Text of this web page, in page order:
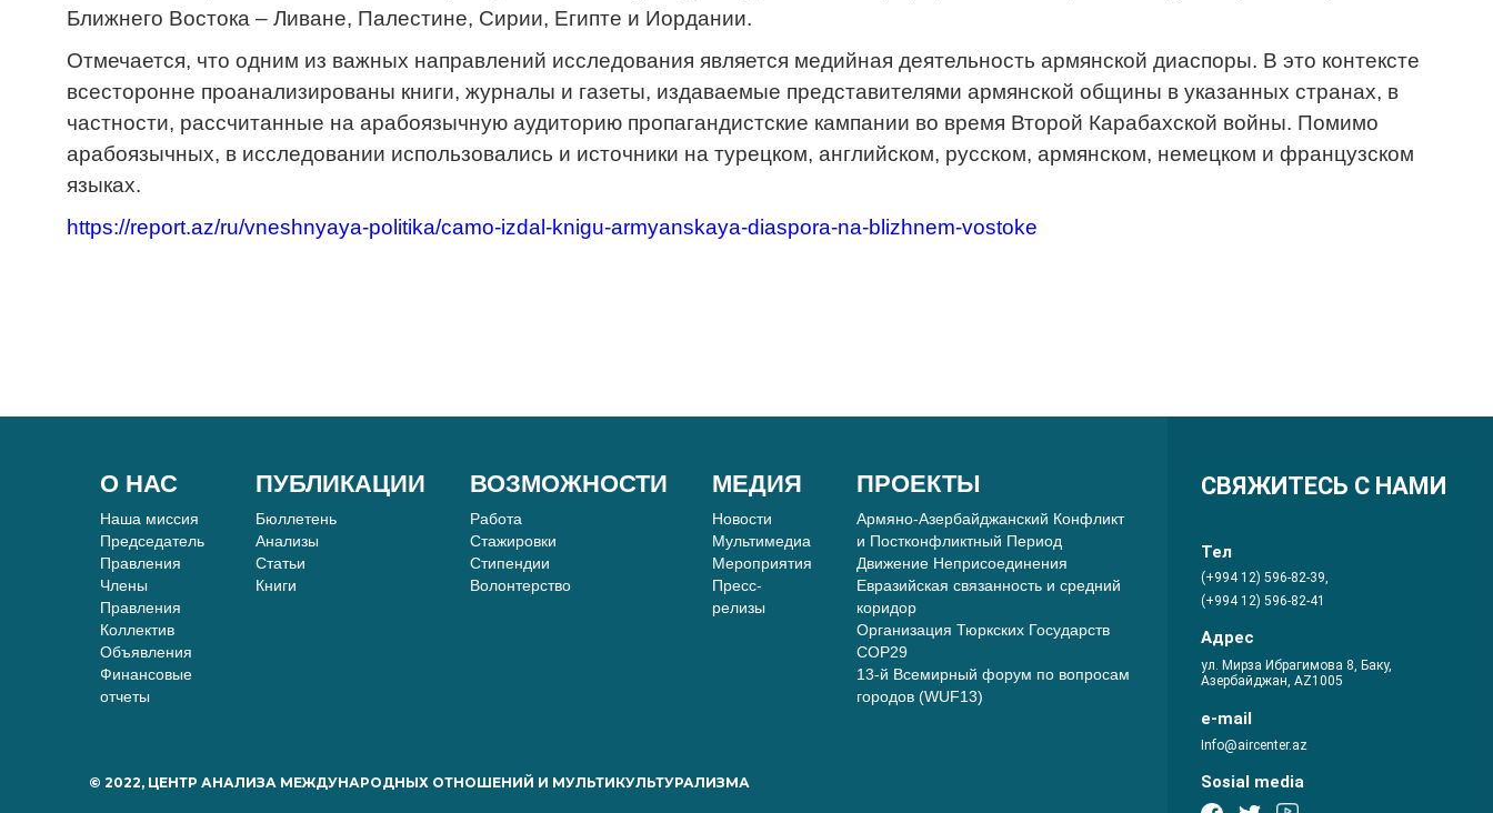
Ближнего Востока – Ливане, Палестине, Сирии, Египте и Иордании.
Отмечается, что одним из важных направлений исследования является медийная деятельность армянской диаспоры. В это контексте
всесторонне проанализированы книги, журналы и газеты, издаваемые представителями армянской общины в указанных странах, в
частности, рассчитанные на арабоязычную аудиторию пропагандистские кампании во время Второй Карабахской войны. Помимо
арабоязычных, в исследовании использовались и источники на турецком, английском, русском, армянском, немецком и французском
языках.
https://report.az/ru/vneshnyaya-politika/camo-izdal-knigu-armyanskaya-diaspora-na-blizhnem-vostoke
О НАС
Наша миссия
Председатель
Правления
Члены
Правления
Коллектив
Объявления
Финансовые
отчеты
ПУБЛИКАЦИИ
Бюллетень
Анализы
Статьи
Книги
ВОЗМОЖНОСТИ
Работа
Стажировки
Стипендии
Волонтерство
МЕДИЯ
Новости
Мультимедиа
Мероприятия
Пресс-
релизы
ПРОЕКТЫ
Армяно-Азербайджанский Конфликт
и Постконфликтный Период
Движение Неприсоединения
Евразийская связанность и средний
коридор
Организация Тюркских Государств
COP29
13-й Всемирный форум по вопросам
городов (WUF13)
© 2022, ЦЕНТР АНАЛИЗА МЕЖДУНАРОДНЫХ ОТНОШЕНИЙ И МУЛЬТИКУЛЬТУРАЛИЗМА
СВЯЖИТЕСЬ С НАМИ
Тел
(+994 12) 596-82-39,
(+994 12) 596-82-41
Адрес
ул. Мирза Ибрагимова 8, Баку,
Азербайджан, AZ1005
e-mail
Info@aircenter.az
Sosial media